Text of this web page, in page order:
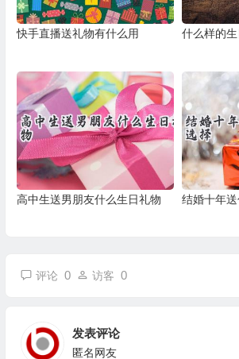
快手直播送礼物有什么用 什么样的
高中生送男朋友什么生日礼物 结婚十年
评论 0 访客 0
发表评论
匿名网友